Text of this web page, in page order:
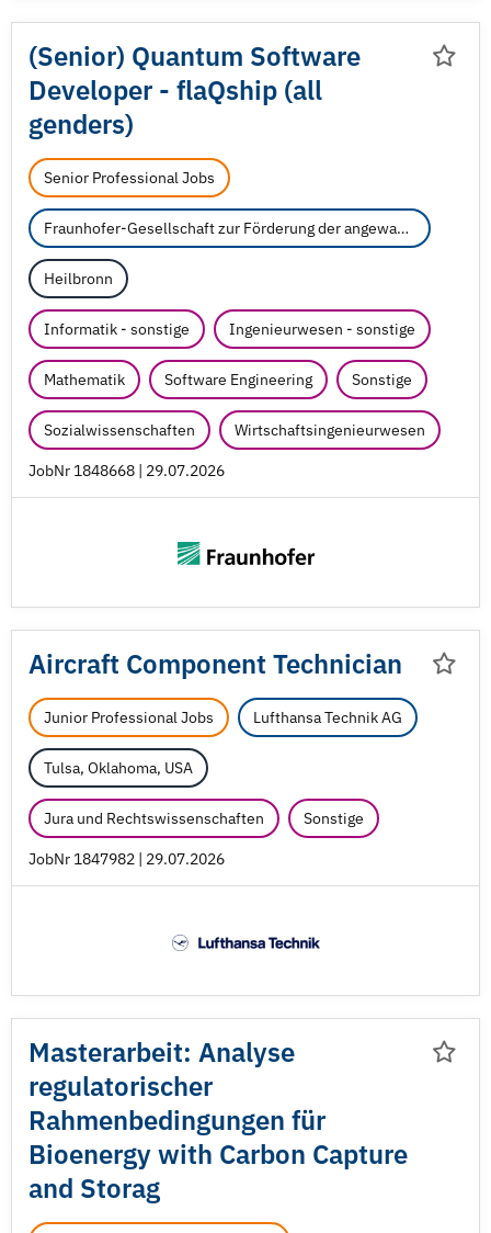
(Senior) Quantum Software
Developer - flaQship (all
genders)
Senior Professional Jobs
Fraunhofer-Gesellschaft zur Förderung der angewandten Forschung e.V.
Heilbronn
Informatik - sonstige Ingenieurwesen - sonstige
Mathematik Software Engineering Sonstige
Sozialwissenschaften Wirtschaftsingenieurwesen
JobNr 1848668 | 29.07.2026
Aircraft Component Technician
Junior Professional Jobs Lufthansa Technik AG
Tulsa, Oklahoma, USA
Jura und Rechtswissenschaften Sonstige
JobNr 1847982 | 29.07.2026
Masterarbeit: Analyse
regulatorischer
Rahmenbedingungen für
Bioenergy with Carbon Capture
and Storag